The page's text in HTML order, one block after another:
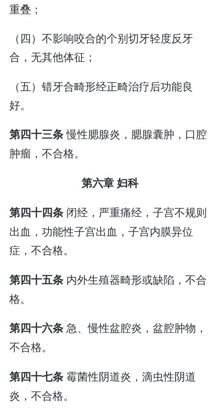
重叠；
（四）不影响咬合的个别切牙轻度反牙
合，无其他体征；
（五）错牙合畸形经正畸治疗后功能良
好。
第四十三条慢性腮腺炎，腮腺囊肿，口腔
肿瘤，不合格。
第六章 妇科
第四十四条 闭经，严重痛经，子宫不规则
出血，功能性子宫出血，子宫内膜异位
症，不合格。
第四十五条 内外生殖器畸形或缺陷，不合
格。
第四十六条急、慢性盆腔炎，盆腔肿物，
不合格。
第四十七条霉菌性阴道炎，滴虫性阴道
炎，不合格。